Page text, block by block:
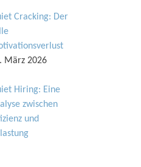
Cracking: Der
März 2026
Hiring: Eine
zwischen
und